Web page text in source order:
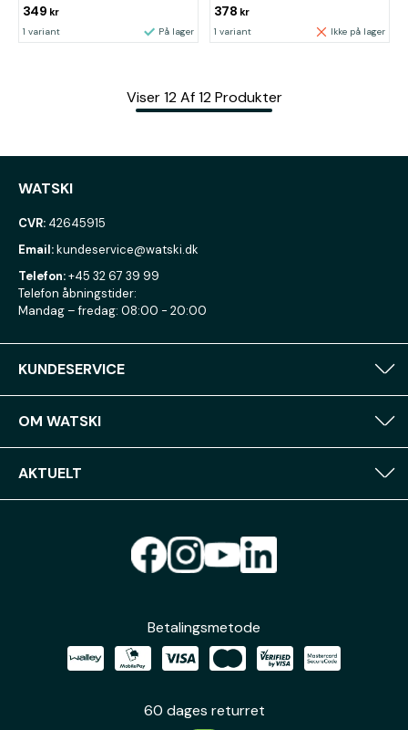
349 kr
1 variant På lager
378 kr
1 variant Ikke på lager
Viser 12 Af 12 Produkter
WATSKI
CVR: 42645915
Email:kundeservice@watski.dk
Telefon:+45 32 67 39 99
Telefon åbningstider:
Mandag – fredag: 08:00 - 20:00
KUNDESERVICE
OM WATSKI
AKTUELT
Betalingsmetode
60 dages returret